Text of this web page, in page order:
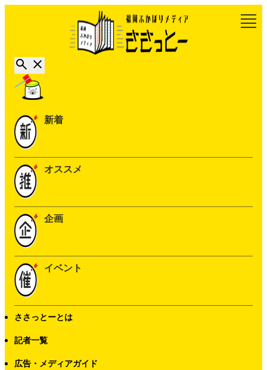
新着
オススメ
企画
イベント
ささっとーとは
記者一覧
広告・メディアガイド